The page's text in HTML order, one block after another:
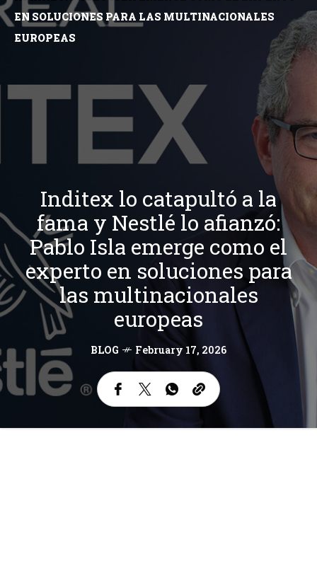
EN SOLUCIONES PARA LAS MULTINACIONALES
EUROPEAS
Inditex lo catapultó a la
fama y Nestlé lo afianzó:
Pablo Isla emerge como el
experto en soluciones para
las multinacionales
europeas
BLOG February 17, 2026